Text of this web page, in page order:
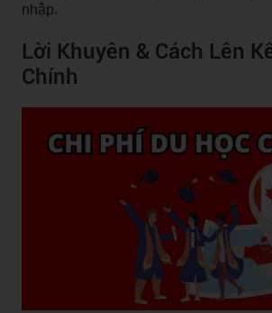
nhập.
Lời Khuyên & Cách Lên
Chính